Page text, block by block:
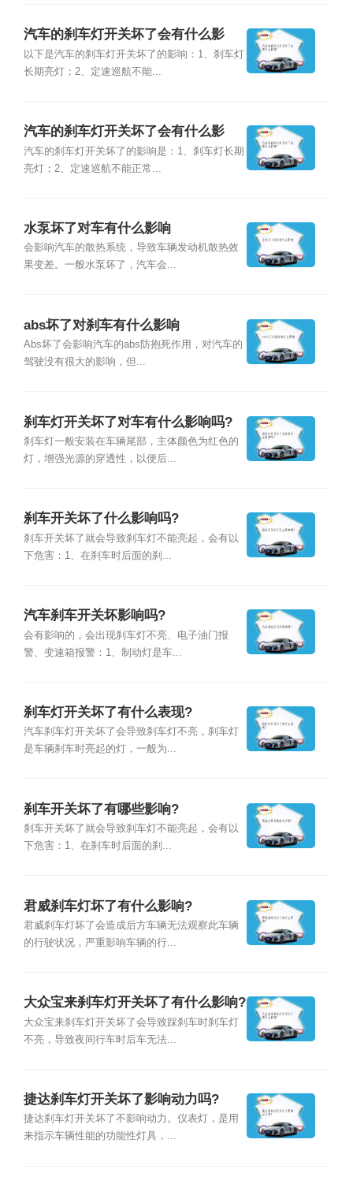
汽车的刹车灯开关坏了会有什么影
响？
以下是汽车的刹车灯开关坏了的影响：1、刹车灯
长期亮灯；2、定速巡航不能...
汽车的刹车灯开关坏了会有什么影
响？
汽车的刹车灯开关坏了的影响是：1、刹车灯长期
亮灯；2、定速巡航不能正常...
水泵坏了对车有什么影响
会影响汽车的散热系统，导致车辆发动机散热效
果变差。一般水泵坏了，汽车会...
abs坏了对刹车有什么影响
Abs坏了会影响汽车的abs防抱死作用，对汽车的
驾驶没有很大的影响，但...
刹车灯开关坏了对车有什么影响吗?
刹车灯一般安装在车辆尾部，主体颜色为红色的
灯，增强光源的穿透性，以便后...
刹车开关坏了什么影响吗?
刹车开关坏了就会导致刹车灯不能亮起，会有以
下危害：1、在刹车时后面的刹...
汽车刹车开关坏影响吗?
会有影响的，会出现刹车灯不亮、电子油门报
警、变速箱报警：1、制动灯是车...
刹车灯开关坏了有什么表现?
汽车刹车灯开关坏了会导致刹车灯不亮，刹车灯
是车辆刹车时亮起的灯，一般为...
刹车开关坏了有哪些影响?
刹车开关坏了就会导致刹车灯不能亮起，会有以
下危害：1、在刹车时后面的刹...
君威刹车灯坏了有什么影响?
君威刹车灯坏了会造成后方车辆无法观察此车辆
的行驶状况，严重影响车辆的行...
大众宝来刹车灯开关坏了有什么影响?
大众宝来刹车灯开关坏了会导致踩刹车时刹车灯
不亮，导致夜间行车时后车无法...
捷达刹车灯开关坏了影响动力吗?
捷达刹车灯开关坏了不影响动力。仪表灯，是用
来指示车辆性能的功能性灯具，...